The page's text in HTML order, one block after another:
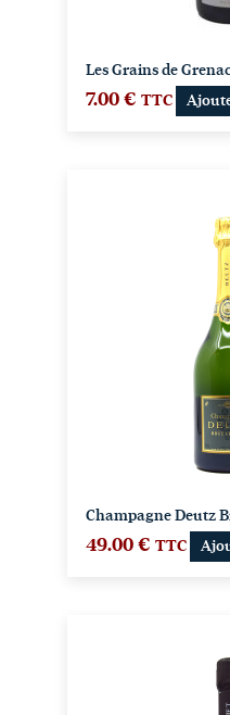
Les Grains de
7.00 € TTC
Champagne Deutz
49.00 € TTC